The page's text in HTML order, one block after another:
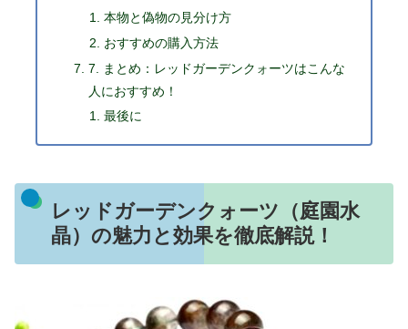
本物と偽物の見分け方
おすすめの購入方法
7. まとめ：レッドガーデンクォーツはこんな
人におすすめ！
最後に
レッドガーデンクォーツ（庭園水
晶）の魅力と効果を徹底解説！